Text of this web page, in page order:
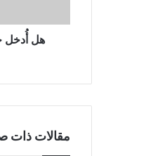
صحة
والدته؟هل أُدخل
مقالات ذات